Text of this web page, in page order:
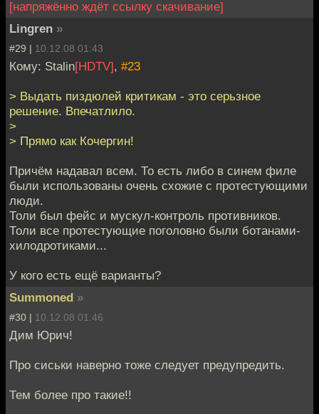
[напряжённо ждёт ссылку скачивание]
Lingren »
#29 | 10.12.08 01:43
Кому: Stalin[HDTV], #23
> Выдать пиздюлей критикам - это серьзное
решение. Впечатлило.
>
> Прямо как Кочергин!
Причём надавал всем. То есть либо в синем филе
были использованы очень схожие с протестующими
люди.
Толи был фейс и мускул-контроль противников.
Толи все протестующие поголовно были ботанами-
хилодротиками...
У кого есть ещё варианты?
Summoned »
#30 | 10.12.08 01:46
Дим Юрич!
Про сиськи наверно тоже следует предупредить.
Тем более про такие!!